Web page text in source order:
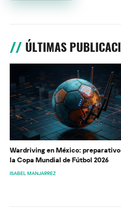
ÚLTIMAS
Wardriving en México:
la Copa Mundial de Fútbol 2026
ISABEL MANJARREZ